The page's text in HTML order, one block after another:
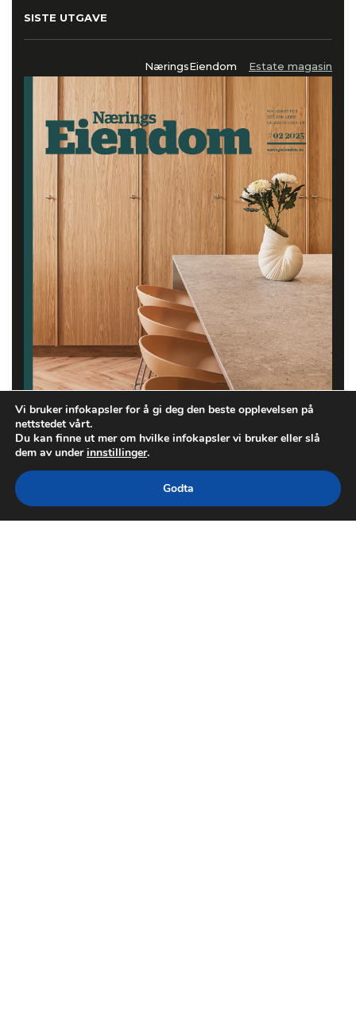
SISTE UTGAVE
NæringsEiendom Estate magasin
Vi bruker infokapsler for å gi deg den beste opplevelsen på
nettstedet vårt.
Du kan finne ut mer om hvilke infokapsler vi bruker eller slå
dem av underinnstillinger.
Godta